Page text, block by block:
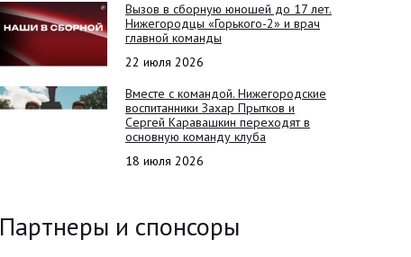
Вызов в сборную юношей до 17 лет.
Нижегородцы «Горького-2» и врач
главной команды
22 июля 2026
Вместе с командой. Нижегородские
воспитанники Захар Прытков и
Сергей Каравашкин переходят в
основную команду клуба
18 июля 2026
Партнеры и спонсоры